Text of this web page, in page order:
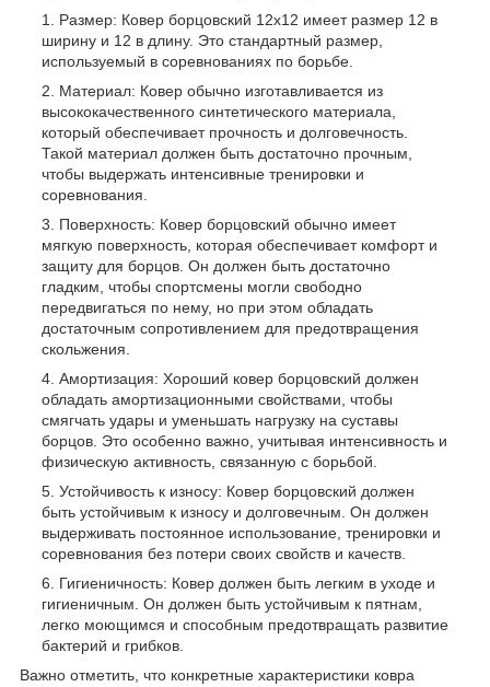
Размер: Ковер борцовский 12x12 имеет размер 12 в
ширину и 12 в длину. Это стандартный размер,
используемый в соревнованиях по борьбе.
Материал: Ковер обычно изготавливается из
высококачественного синтетического материала,
который обеспечивает прочность и долговечность.
Такой материал должен быть достаточно прочным,
чтобы выдержать интенсивные тренировки и
соревнования.
Поверхность: Ковер борцовский обычно имеет
мягкую поверхность, которая обеспечивает комфорт и
защиту для борцов. Он должен быть достаточно
гладким, чтобы спортсмены могли свободно
передвигаться по нему, но при этом обладать
достаточным сопротивлением для предотвращения
скольжения.
Амортизация: Хороший ковер борцовский должен
обладать амортизационными свойствами, чтобы
смягчать удары и уменьшать нагрузку на суставы
борцов. Это особенно важно, учитывая интенсивность и
физическую активность, связанную с борьбой.
Устойчивость к износу: Ковер борцовский должен
быть устойчивым к износу и долговечным. Он должен
выдерживать постоянное использование, тренировки и
соревнования без потери своих свойств и качеств.
Гигиеничность: Ковер должен быть легким в уходе и
гигиеничным. Он должен быть устойчивым к пятнам,
легко моющимся и способным предотвращать развитие
бактерий и грибков.
Важно отметить, что конкретные характеристики ковра